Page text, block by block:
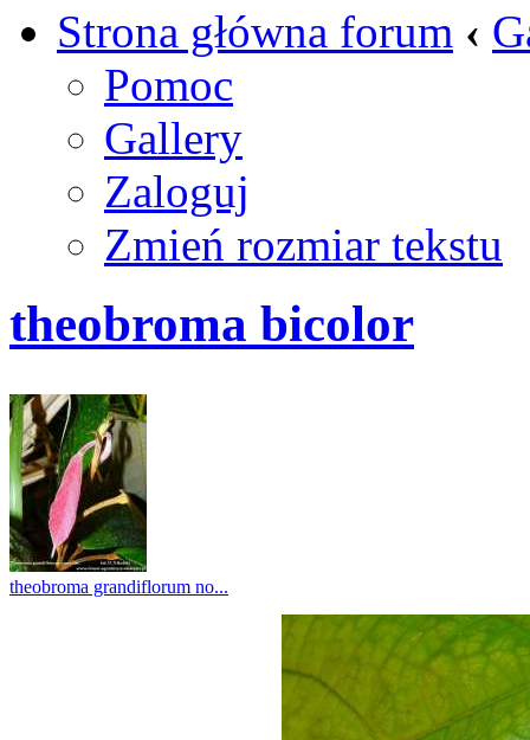
Strona główna forum ‹
Pomoc
Gallery
Zaloguj
Zmień rozmiar tekstu
theobroma bicolor
theobroma grandiflorum no...